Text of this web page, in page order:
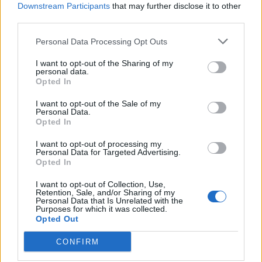
Downstream Participants that may further disclose it to other
Personal Data Processing Opt Outs
I want to opt-out of the Sharing of my
personal data.
Opted In
I want to opt-out of the Sale of my
Personal Data.
Opted In
I want to opt-out of processing my
Personal Data for Targeted Advertising.
Opted In
I want to opt-out of Collection, Use,
Retention, Sale, and/or Sharing of my
Personal Data that Is Unrelated with the
Purposes for which it was collected.
Opted Out
CONFIRM
Μελωδικό ταξίδι από τη σύγχρονη Τρίπολη στην
ιστορία και τους μύθους που συνδέονται με
KEIMENA – ΣΤΙΧΟΙ
ΜΟΥΣΙΚΗ
Γιώργος Βούκανος
Βασίλης Σαλέας
ΑΦΗΓΗΤΕΣ
Λεωνίδας Κακούρης, Χρύσα Ρώμα